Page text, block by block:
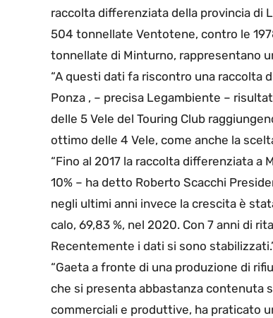
raccolta differenziata della provincia di
504 tonnellate Ventotene, contro le
tonnellate di Minturno, rappresentano
“A questi dati fa riscontro una raccolta
Ponza , – precisa Legambiente –
delle 5 Vele del Touring Club
ottimo delle 4 Vele, come anche la
“Fino al 2017 la raccolta differenziata
10% – ha detto Roberto Scacchi
negli ultimi anni invece la crescita è
calo, 69,83 %, nel 2020. Con 7 anni di
Recentemente i dati si sono
“Gaeta a fronte di una produzione di
che si presenta abbastanza contenuta
commerciali e produttive, ha praticato